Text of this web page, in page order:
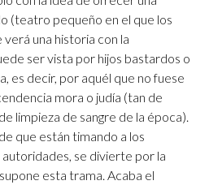
(teatro pequeño en el que los
una historia con la
ser vista por hijos bastardos o
es decir, por aquél que no fuese
mora o judía (tan de
limpieza de sangre de la época).
que están timando a los
se divierte por la
esta trama. Acaba el